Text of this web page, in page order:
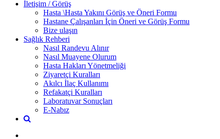
İletişim / Görüş
Hasta \Hasta Yakını Görüş ve Öneri Formu
Hastane Çalışanları İçin Öneri ve Görüş Formu
Bize ulaşın
Sağlık Rehberi
Nasıl Randevu Alınır
Nasıl Muayene Olurum
Hasta Hakları Yönetmeliği
Ziyaretçi Kuralları
Akılcı İlaç Kullanımı
Refakatçi Kuralları
Laboratuvar Sonuçları
E-Nabız